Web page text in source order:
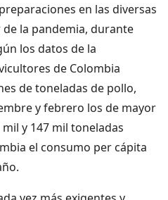
en las diversas
la pandemia, durante
los datos de la
de Colombia
de toneladas de pollo,
y febrero los de mayor
y 147 mil toneladas
el consumo per cápita